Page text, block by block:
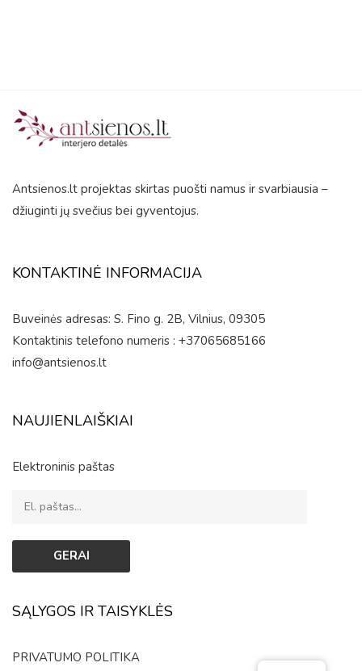
Antsienos.lt projektas skirtas puošti namus ir svarbiausia –
džiuginti jų svečius bei gyventojus.
KONTAKTINĖ INFORMACIJA
Buveinės adresas: S. Fino g. 2B, Vilnius, 09305
Kontaktinis telefono numeris : +37065685166
info@antsienos.lt
NAUJIENLAIŠKIAI
Elektroninis paštas
SĄLYGOS IR TAISYKLĖS
PRIVATUMO POLITIKA